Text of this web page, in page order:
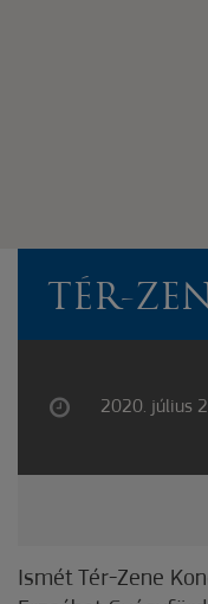
TÉR-
2020. július
Ismét Tér-Zene